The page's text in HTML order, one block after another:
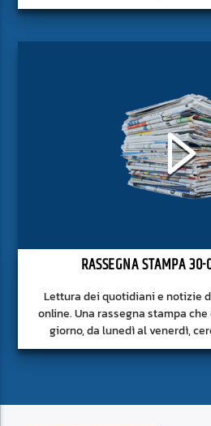
RASSEGNA STAMPA
Lettura dei quotidiani e notizie
online. Una rassegna stampa che
giorno, da lunedì al venerdì,
approfondito delle notizie del